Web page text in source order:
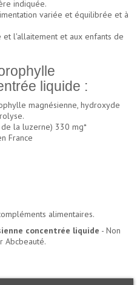
indiquée.
variée et équilibrée et à
l'allaitement et aux enfants de
liquide :
magnésienne, hydroxyde
la luzerne) 330 mg*
France
alimentaires.
concentrée liquide - Non
Abcbeauté.